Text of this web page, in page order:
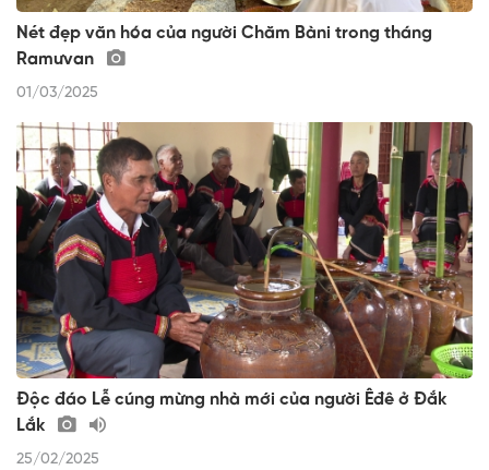
Nét đẹp văn hóa của người Chăm Bàni trong tháng
Ramưvan
01/03/2025
Độc đáo Lễ cúng mừng nhà mới của người Êđê ở Đắk
Lắk
25/02/2025